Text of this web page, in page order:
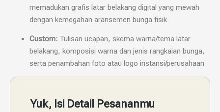
memadukan grafis latar belakang digital yang mewah
dengan kemegahan aransemen bunga fisik
Custom: Tulisan ucapan, skema warna/tema latar
belakang, komposisi warna dan jenis rangkaian bunga,
serta penambahan foto atau logo instansi/perusahaan
Yuk, Isi Detail Pesananmu